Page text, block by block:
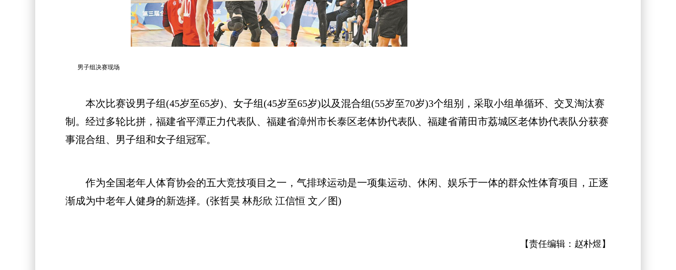
男子组决赛现场
本次比赛设男子组(45岁至65岁)、女子组(45岁至65岁)以及混合组(55岁至70岁)3个组别，采取小组单循环、交叉淘汰赛
制。经过多轮比拼，福建省平潭正力代表队、福建省漳州市长泰区老体协代表队、福建省莆田市荔城区老体协代表队分获赛
事混合组、男子组和女子组冠军。
作为全国老年人体育协会的五大竞技项目之一，气排球运动是一项集运动、休闲、娱乐于一体的群众性体育项目，正逐
渐成为中老年人健身的新选择。(张哲昊 林彤欣 江信恒 文／图)
【责任编辑： 赵朴煜 】